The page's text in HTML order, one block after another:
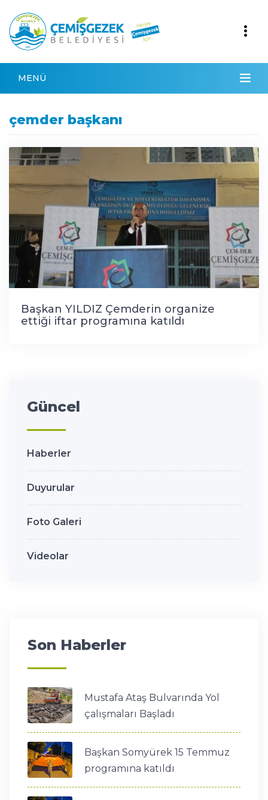
MENÜ
çemder başkanı
Başkan YILDIZ Çemderin organize
ettiği iftar programına katıldı
Güncel
Haberler
Duyurular
Foto Galeri
Videolar
Son Haberler
Mustafa Ataş Bulvarında Yol
çalışmaları Başladı
Başkan Somyürek 15 Temmuz
programına katıldı